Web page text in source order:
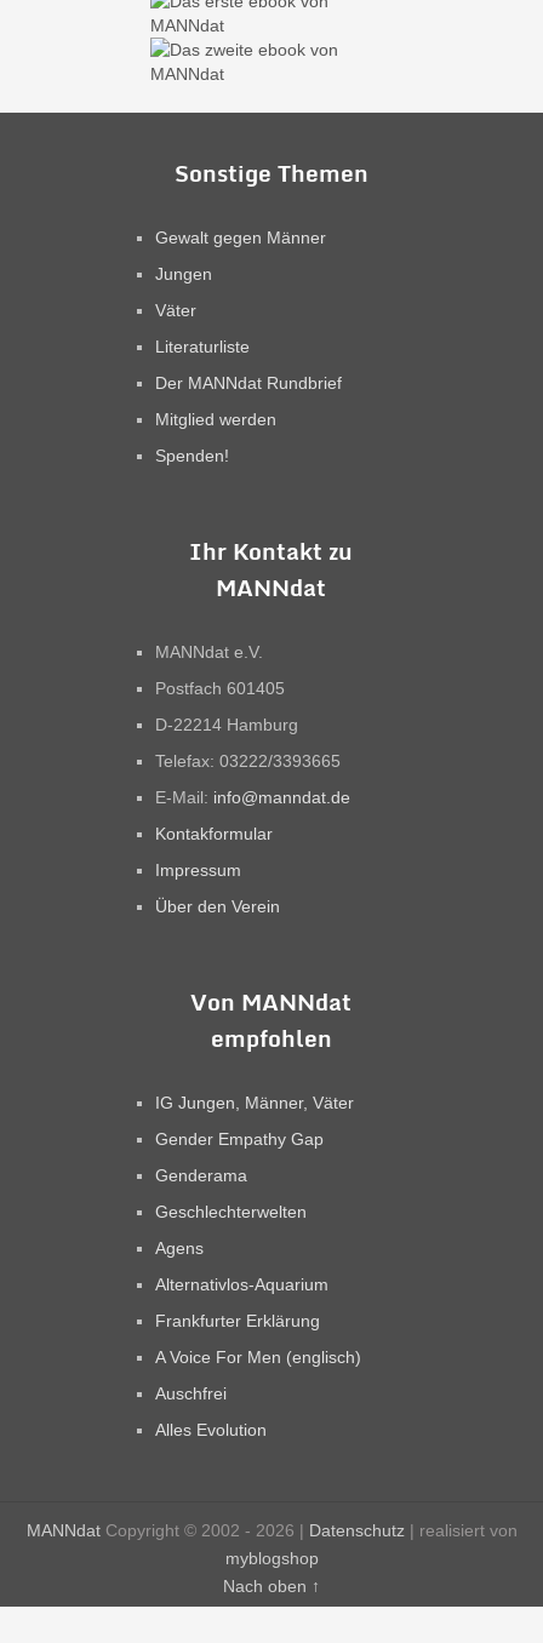
Sonstige Themen
Gewalt gegen Männer
Jungen
Väter
Literaturliste
Der MANNdat Rundbrief
Mitglied werden
Spenden!
Ihr Kontakt zu
MANNdat
MANNdat e.V.
Postfach 601405
D-22214 Hamburg
Telefax: 03222/3393665
E-Mail: info@manndat.de
Kontakformular
Impressum
Über den Verein
Von MANNdat
empfohlen
IG Jungen, Männer, Väter
Gender Empathy Gap
Genderama
Geschlechterwelten
Agens
Alternativlos-Aquarium
Frankfurter Erklärung
A Voice For Men (englisch)
Auschfrei
Alles Evolution
MANNdatCopyright © 2002 - 2026 | Datenschutz | realisiert von
myblogshop
Nach oben ↑